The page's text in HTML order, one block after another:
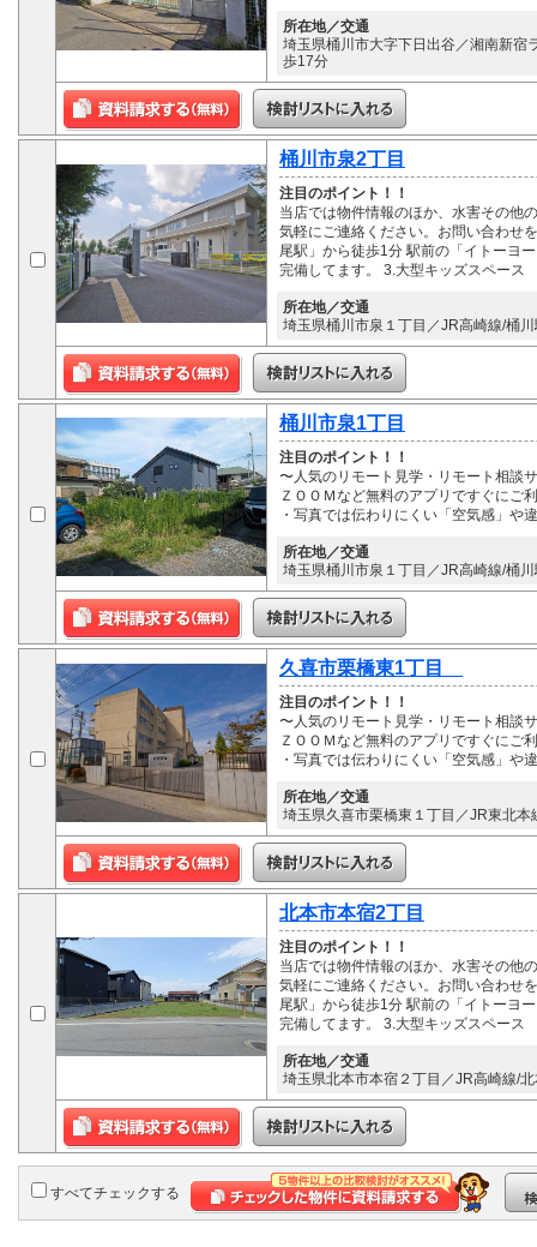
所在地／交通
埼玉県桶川市大字下日出谷／湘南新宿
歩17分
桶川市泉2丁目
注目のポイント！！
当店では物件情報のほか、水害その他
気軽にご連絡ください。お問い合わせ
尾駅」から徒歩1分 駅前の「イトーヨ
完備してます。 3.大型キッズスペース
所在地／交通
埼玉県桶川市泉１丁目／JR高崎線/桶
桶川市泉1丁目
注目のポイント！！
〜人気のリモート見学・リモート相談
ＺＯＯＭなど無料のアプリですぐにご
・写真では伝わりにくい「空気感」や
所在地／交通
埼玉県桶川市泉１丁目／JR高崎線/桶
久喜市栗橋東1丁目
注目のポイント！！
〜人気のリモート見学・リモート相談
ＺＯＯＭなど無料のアプリですぐにご
・写真では伝わりにくい「空気感」や
所在地／交通
埼玉県久喜市栗橋東１丁目／JR東北本
北本市本宿2丁目
注目のポイント！！
当店では物件情報のほか、水害その他
気軽にご連絡ください。お問い合わせ
尾駅」から徒歩1分 駅前の「イトーヨ
完備してます。 3.大型キッズスペース
所在地／交通
埼玉県北本市本宿２丁目／JR高崎線/
すべてチェックする